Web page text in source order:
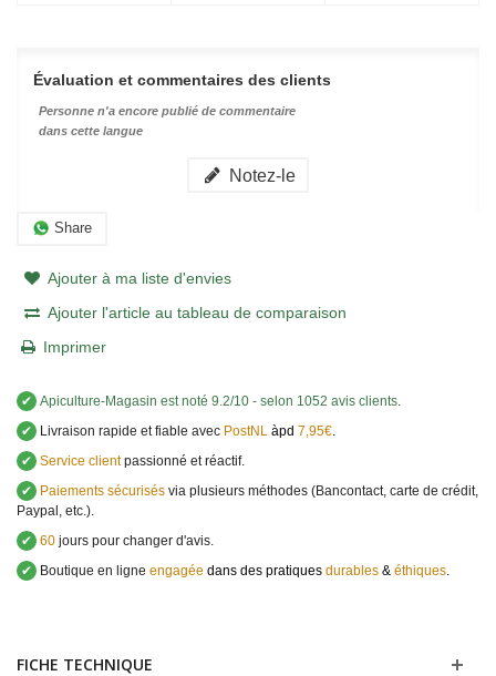
Évaluation et commentaires des clients
Personne n'a encore publié de commentaire
dans cette langue
Notez-le
Share
Ajouter à ma liste d'envies
Ajouter l'article au tableau de comparaison
Imprimer
✔ Apiculture-Magasin est noté 9.2/10 - selon 1052 avis clients
✔
Livraison rapide et fiable avec PostNL àpd 7,95€
✔ Service clientpassionné et réactif.
✔
Paiements sécurisés via plusieurs méthodes (Bancontact, carte de crédit,
Paypal, etc.).
✔ 60 jours pour changer d'avis.
✔
Boutique en ligne engagée dans des pratiques durables & éthiques
FICHE TECHNIQUE